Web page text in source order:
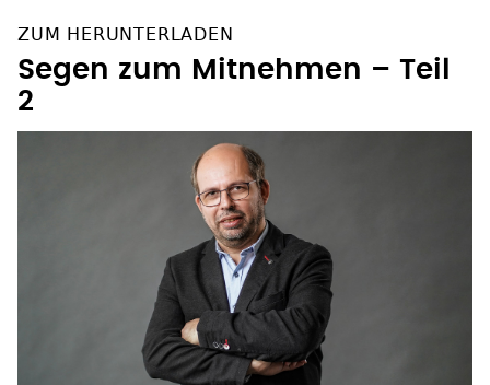
ZUM HERUNTERLADEN
Segen zum Mitnehmen – Teil
2